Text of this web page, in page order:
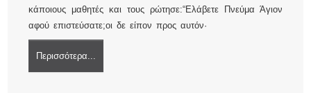
κάποιους μαθητές και τους ρώτησε:“Ελάβετε Πνεύμα Άγιον
αφού επιστεύσατε;οι δε είπον προς αυτόν·
Περισσότερα...